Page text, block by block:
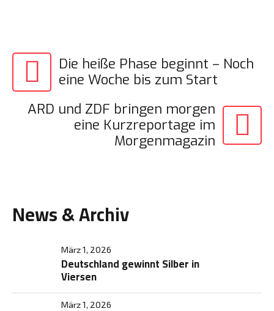
Die heiße Phase beginnt – Noch
eine Woche bis zum Start
ARD und ZDF bringen morgen
eine Kurzreportage im
Morgenmagazin
News & Archiv
März 1, 2026
Deutschland gewinnt Silber in
Viersen
März 1, 2026